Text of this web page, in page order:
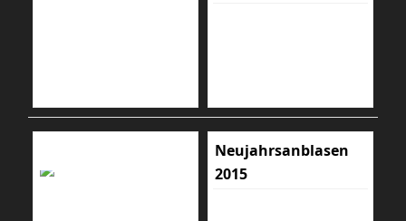
Neujahrsanblasen
2015